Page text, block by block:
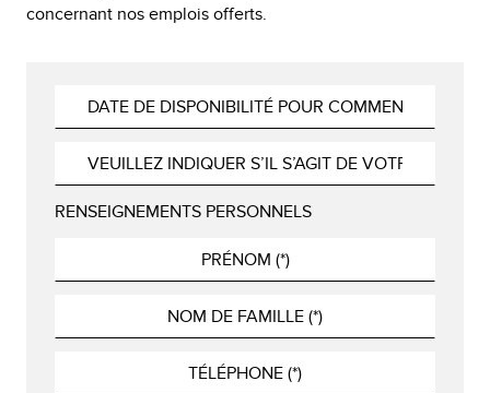
concernant nos emplois offerts.
RENSEIGNEMENTS PERSONNELS